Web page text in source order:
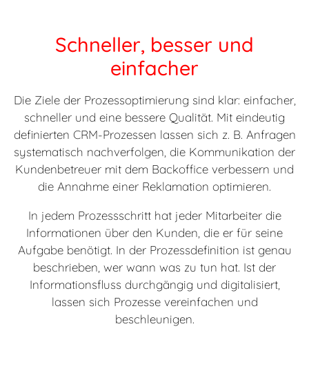
Schneller, besser und
einfacher
Die Ziele der Prozessoptimierung sind klar: einfacher,
schneller und eine bessere Qualität. Mit eindeutig
definierten CRM-Prozessen lassen sich z. B. Anfragen
systematisch nachverfolgen, die Kommunikation der
Kundenbetreuer mit dem Backoffice verbessern und
die Annahme einer Reklamation optimieren.
In jedem Prozessschritt hat jeder Mitarbeiter die
Informationen über den Kunden, die er für seine
Aufgabe benötigt. In der Prozessdefinition ist genau
beschrieben, wer wann was zu tun hat. Ist der
Informationsfluss durchgängig und digitalisiert,
lassen sich Prozesse vereinfachen und
beschleunigen.